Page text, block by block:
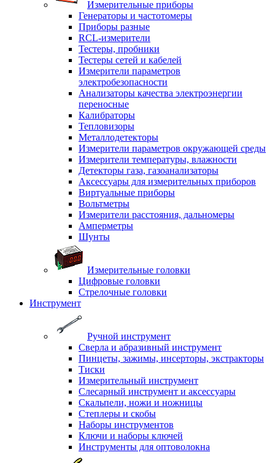
Измерительные приборы
Генераторы и частотомеры
Приборы разные
RCL-измерители
Тестеры, пробники
Тестеры сетей и кабелей
Измерители параметров
электробезопасности
Анализаторы качества электроэнергии
переносные
Калибраторы
Тепловизоры
Металлодетекторы
Измерители параметров окружающей среды
Измерители температуры, влажности
Детекторы газа, газоанализаторы
Аксессуары для измерительных приборов
Виртуальные приборы
Вольтметры
Измерители расстояния, дальномеры
Амперметры
Шунты
Измерительные головки
Цифровые головки
Стрелочные головки
Инструмент
Ручной инструмент
Сверла и абразивный инструмент
Пинцеты, зажимы, инсерторы, экстракторы
Тиски
Измерительный инструмент
Слесарный инструмент и аксессуары
Скальпели, ножи и ножницы
Степлеры и скобы
Наборы инструментов
Ключи и наборы ключей
Инструменты для оптоволокна